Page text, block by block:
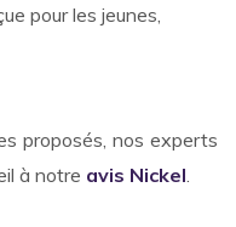
pour les jeunes,
proposés, nos experts
à notre avis Nickel